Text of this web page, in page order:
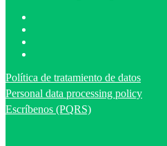
Política de tratamiento de datos
Personal data processing policy
Escríbenos (PQRS)